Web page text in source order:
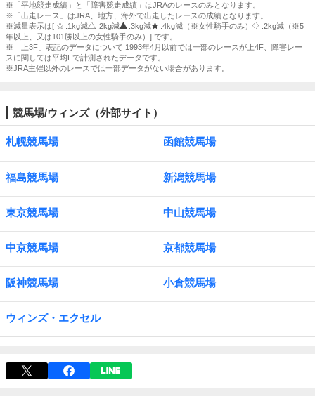
※「平地競走成績」と「障害競走成績」はJRAのレースのみとなります。
※「出走レース」はJRA、地方、海外で出走したレースの成績となります。
※減量表示は[
:1kg減 :2kg減 :3kg減 :4kg減（※女性騎手のみ）
:2kg減（※5
年以上、又は101勝以上の女性騎手のみ）] です。
※「上3F」表記のデータについて 1993年4月以前では一部のレースが上4F、障害レー
スに関しては平均Fで計測されたデータです。
※JRA主催以外のレースでは一部データがない場合があります。
競馬場/ウィンズ（外部サイト）
札幌競馬場 函館競馬場
福島競馬場 新潟競馬場
東京競馬場 中山競馬場
中京競馬場 京都競馬場
阪神競馬場 小倉競馬場
ウィンズ・エクセル